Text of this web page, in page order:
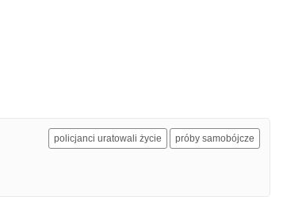
policjanci uratowali życie próby samobójcze